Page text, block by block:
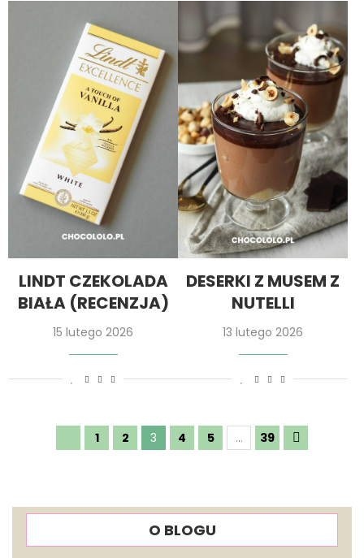
LINDT CZEKOLADA
BIAŁA (RECENZJA)
15 lutego 2026
DESERKI Z MUSEM Z
NUTELLI
13 lutego 2026
1 2 3 4 5 … 39
O BLOGU